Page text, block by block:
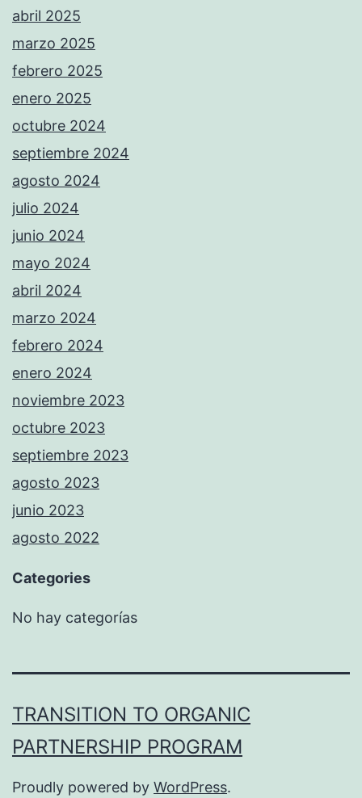
abril 2025
marzo 2025
febrero 2025
enero 2025
octubre 2024
septiembre 2024
agosto 2024
julio 2024
junio 2024
mayo 2024
abril 2024
marzo 2024
febrero 2024
enero 2024
noviembre 2023
octubre 2023
septiembre 2023
agosto 2023
junio 2023
agosto 2022
Categories
No hay categorías
TRANSITION TO ORGANIC
PARTNERSHIP PROGRAM
Proudly powered by WordPress.